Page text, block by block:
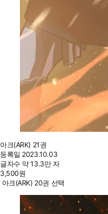
아크(ARK) 21권
등록일 2023.10.03
글자수 약 13.3만 자
3,500원
아크(ARK) 20권 선택